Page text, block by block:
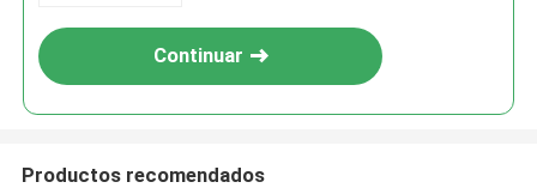
Continuar
Productos recomendados